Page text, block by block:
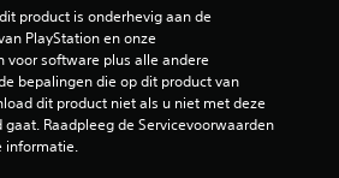
product is onderhevig aan de
PlayStation en onze
voor software plus alle andere
bepalingen die op dit product van
dit product niet als u niet met deze
Raadpleeg de Servicevoorwaarden
informatie.